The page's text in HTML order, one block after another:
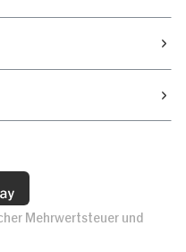
Mehrwertsteuer und